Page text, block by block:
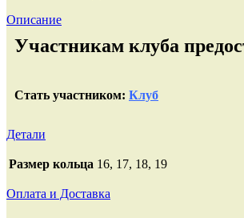
Описание
Участникам клуба
Стать участником: Клуб
Детали
Размер кольца 16, 17, 18, 19
Оплата и Доставка